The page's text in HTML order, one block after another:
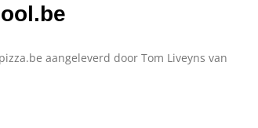
aangeleverd door Tom Liveyns van